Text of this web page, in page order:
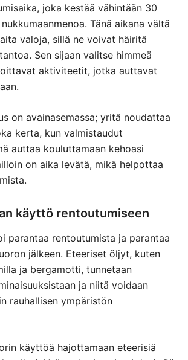
joka kestää vähintään 30
Tänä aikana vältä
valoja, sillä ne voivat häiritä
Sen sijaan valitse himmeä
aktiviteetit, jotka auttavat
on avainasemassa; yritä noudattaa
kerta, kun valmistaudut
auttaa kouluttamaan kehoasi
on aika levätä, mikä helpottaa
käyttö rentoutumiseen
parantaa rentoutumista ja parantaa
jälkeen. Eteeriset öljyt, kuten
ja bergamotti, tunnetaan
ja niitä voidaan
rauhallisen ympäristön
käyttöä hajottamaan eteerisiä